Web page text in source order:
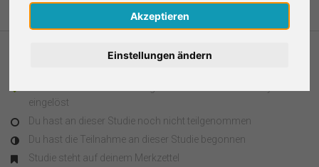
Akzeptieren
Einstellungen ändern
eingelöst
Du hast an dieser Studie noch nicht teilgenommen
Du hast die Teilnahme an dieser Studie begonnen
Studie steht auf deinem Merkzettel
Nederlands